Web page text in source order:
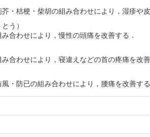
・桔梗・柴胡の組み合わせにより，湿疹や
う）
合わせにより，慢性の頭痛を改善する．
合わせにより，寝違えなどの首の疼痛を改善
・防已の組み合わせにより，腰痛を改善する